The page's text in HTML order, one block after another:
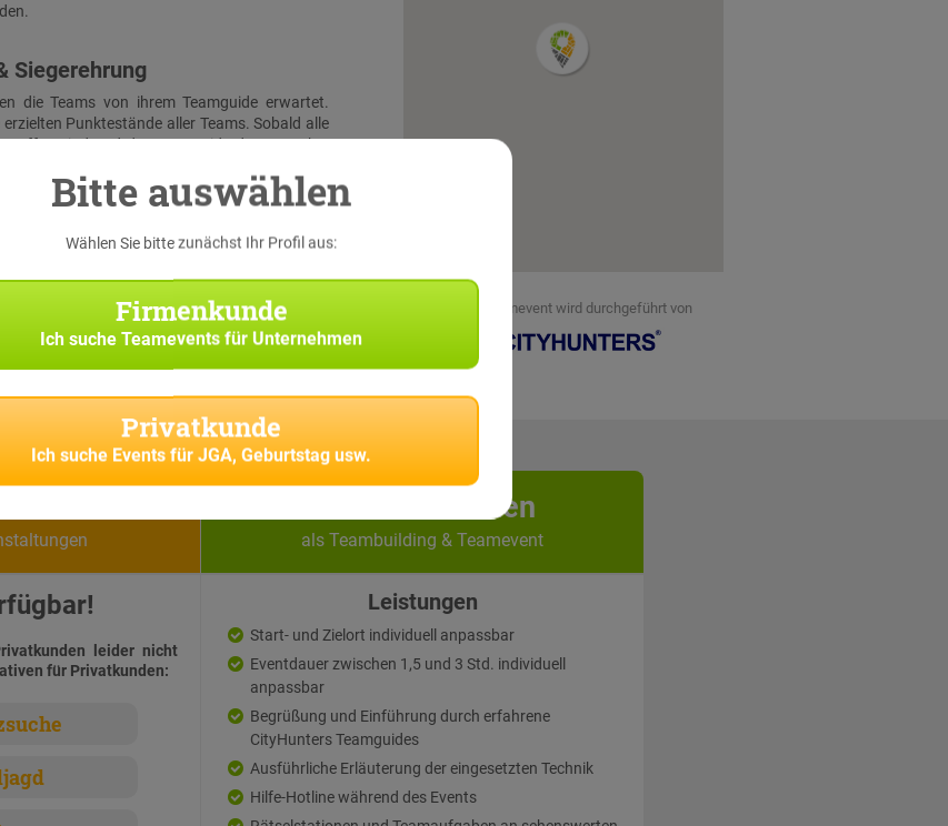
Siegerehrung
die Teams von ihrem Teamguide erwartet.
erzielten Punktestände aller Teams. Sobald alle
sind und der Teamguide deren Punkte
Siegerehrung statt. Zur Belohnung erhält
Urkunde. Darüber hinausgehende Siegerpreise
oder selbst bereitgestellt werden.
Dieses Teamevent wird durchgeführt von
Firmenkunden
als Teambuilding & Teamevent
leider nicht
für Privatkunden:
Leistungen
Start- und Zielort individuell anpassbar
Eventdauer zwischen 1,5 und 3 Std. individuell
anpassbar
Begrüßung und Einführung durch erfahrene
CityHunters Teamguides
Ausführliche Erläuterung der eingesetzten Technik
Hilfe-Hotline während des Events
Bitte auswählen
Wählen Sie bitte zunächst Ihr Profil aus:
Firmenkunde
Ich suche Teamevents für Unternehmen
Privatkunde
Ich suche Events für JGA, Geburtstag usw.